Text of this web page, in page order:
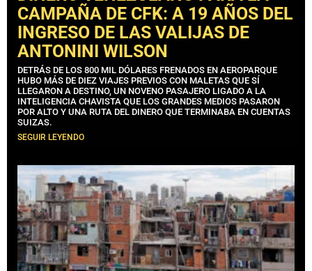
CAMPAÑA DE CFK: A 19 AÑOS DEL
INGRESO DE LAS VALIJAS DE
ANTONINI WILSON
DETRÁS DE LOS 800 MIL DÓLARES FRENADOS EN AEROPARQUE
HUBO MÁS DE DIEZ VIAJES PREVIOS CON MALETAS QUE SÍ
LLEGARON A DESTINO, UN NOVENO PASAJERO LIGADO A LA
INTELIGENCIA CHAVISTA QUE LOS GRANDES MEDIOS PASARON
POR ALTO Y UNA RUTA DEL DINERO QUE TERMINABA EN CUENTAS
SUIZAS.
SEGUIR LEYENDO